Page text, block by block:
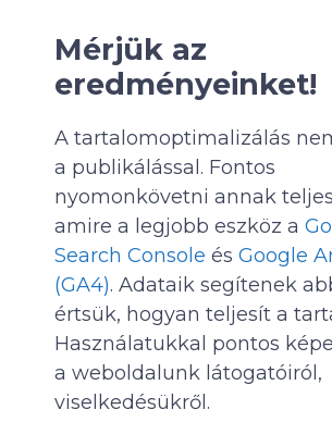
Mérjük az
eredményeinket!
A tartalomoptimalizálás
a publikálással. Fontos
nyomonkövetni annak
amire a legjobb eszköz a
Search Console és Google
(GA4). Adataik segítenek
értsük, hogyan teljesít a
Használatukkal pontos
a weboldalunk látogatóiról,
viselkedésükről.